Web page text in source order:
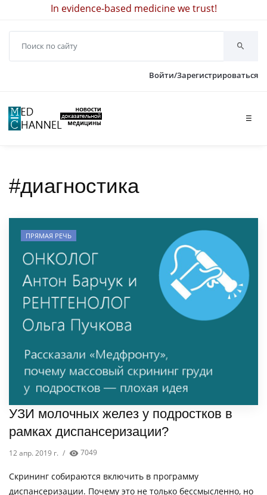
In evidence-based medicine we trust!
Войти/Зарегистрироваться
☰
#диагностика
ПРЯМАЯ РЕЧЬ
УЗИ молочных желез у подростков в
рамках диспансеризации?
12 апр. 2019 г. / 7049
Скрининг собираются включить в программу
диспансеризации. Почему это не только бессмысленно, но